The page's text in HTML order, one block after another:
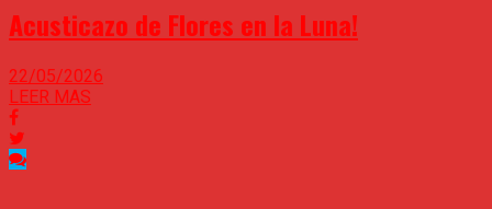
Acusticazo de Flores en la Luna!
22/05/2026
LEER MAS